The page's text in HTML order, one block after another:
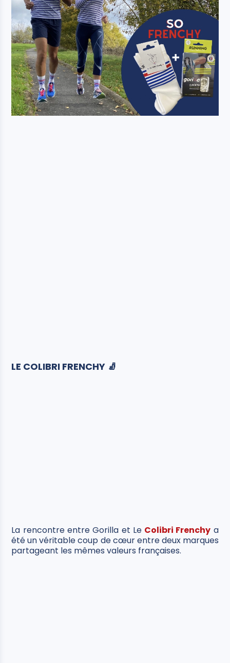
LE COLIBRI FRENCHY 🧦
La rencontre entre Gorilla et Le Colibri Frenchy a
été un véritable coup de cœur entre deux marques
partageant les mêmes valeurs françaises.